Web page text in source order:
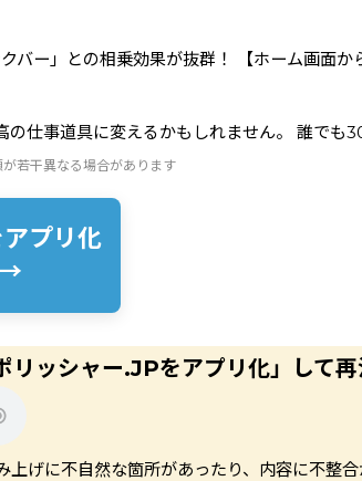
バー」との相乗効果が抜群！ 【ホーム画面
の仕事道具に変えるかもしれません。 誰で
若干異なる場合があります
プリ化
→
ッシャー.JPをアプリ化」して再
げに不自然な箇所があったり、内容に不整